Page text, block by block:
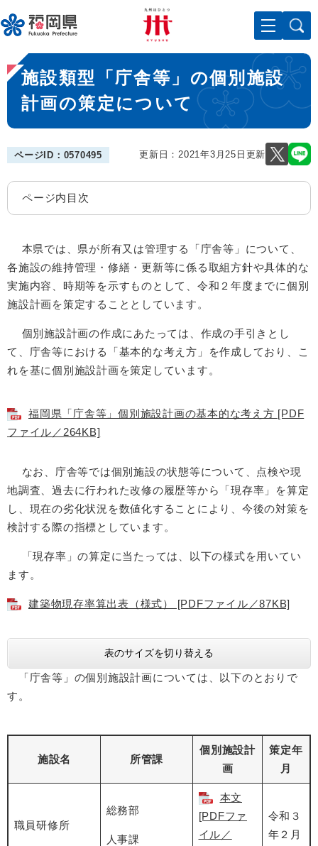
ー
ジ
先
頭
。
メニューを飛ばして本文へ
本
文
施設類型「庁舎等」の個別施設
計画の策定について
ページID：0570495 更新日：2021年3月25日更新
ページ内目次
本県では、県が所有又は管理する「庁舎等」について、
各施設の維持管理・修繕・更新等に係る取組方針や具体的な
実施内容、時期等を示すものとして、令和２年度までに個別
施設計画を策定することとしています。
個別施設計画の作成にあたっては、作成の手引きとし
て、庁舎等における「基本的な考え方」を作成しており、こ
れを基に個別施設計画を策定しています。
福岡県「庁舎等」個別施設計画の基本的な考え方 [PDF
ファイル／264KB]
なお、庁舎等では個別施設の状態等について、点検や現
地調査、過去に行われた改修の履歴等から「現存率」を算定
し、現在の劣化状況を数値化することにより、今後の対策を
検討する際の指標としています。
「現存率」の算定に当たっては、以下の様式を用いてい
ます。
建築物現存率算出表（様式） [PDFファイル／87KB]
表のサイズを切り替える
「庁舎等」の個別施設計画については、以下のとおりで
す。
施設名 所管課
個別施設計
画
策定年
月
職員研修所
総務部
人事課
本文
[PDFファ
イル／
令和３
年２月